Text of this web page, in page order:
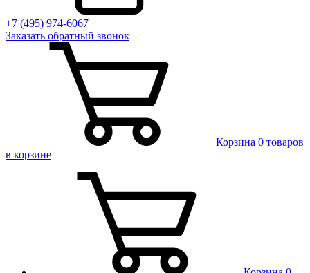
+7 (495) 974-6067
Заказать обратный звонок
Корзина 0 товаров
в корзине